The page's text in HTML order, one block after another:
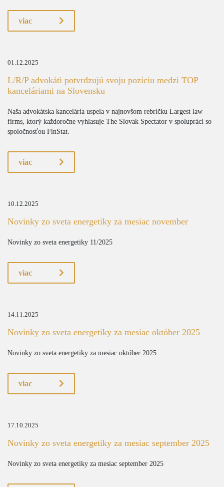
viac
01.12.2025
L/R/P advokáti potvrdzujú svoju pozíciu medzi TOP
kanceláriami na Slovensku
Naša advokátska kancelária uspela v najnovšom rebríčku Largest law
firms, ktorý každoročne vyhlasuje The Slovak Spectator v spolupráci so
spoločnosťou FinStat.
viac
10.12.2025
Novinky zo sveta energetiky za mesiac november
Novinky zo sveta energetiky 11/2025
viac
14.11.2025
Novinky zo sveta energetiky za mesiac október 2025
Novinky zo sveta energetiky za mesiac október 2025.
viac
17.10.2025
Novinky zo sveta energetiky za mesiac september 2025
Novinky zo sveta energetiky za mesiac september 2025